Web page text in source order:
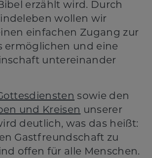
erzählt wird. Durch
wollen wir
einfachen Zugang zur
ermöglichen und eine
untereinander
sowie den
und Kreisen unserer
deutlich, was das heißt:
Gastfreundschaft zu
offen für alle Menschen.